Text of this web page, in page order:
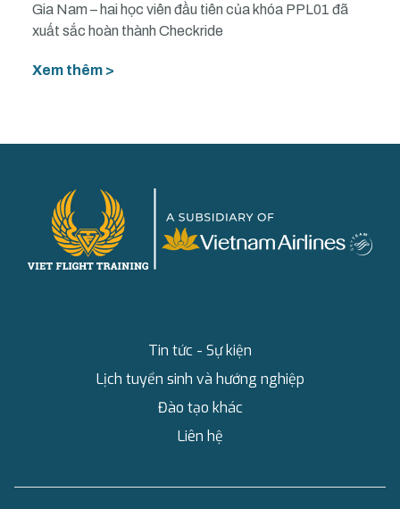
Gia Nam – hai học viên đầu tiên của khóa PPL01 đã
xuất sắc hoàn thành Checkride
Xem thêm >
Tin tức - Sự kiện
Lịch tuyển sinh và hướng nghiệp
Đào tạo khác
Liên hệ